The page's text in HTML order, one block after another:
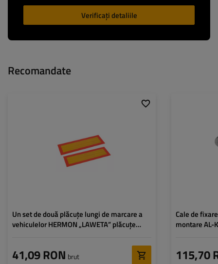
Verificați detaliile
Recomandate
Un set de două plăcuțe lungi de marcare a
vehiculelor HERMON „LAWETA” plăcuțe
41,09 RON brut
Cale de
montare AL-
115,70